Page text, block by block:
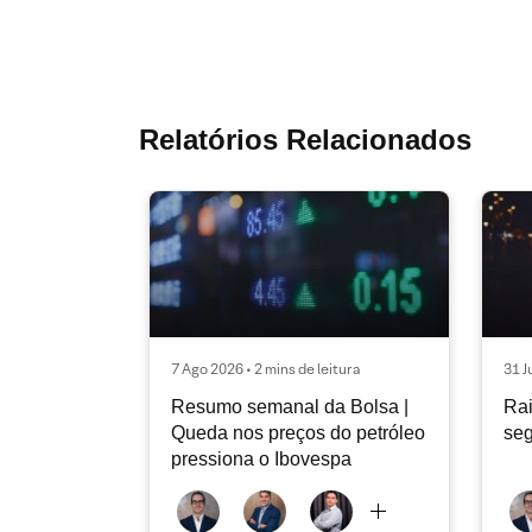
Relatórios Relacionados
7 Ago 2026 • 2 mins de leitura
Resumo semanal da Bolsa |
Queda nos preços do petróleo
pressiona o Ibovespa
31